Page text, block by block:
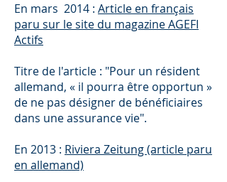
En mars 2014 : Article en français
paru sur le site du magazine AGEFI
Actifs
Titre de l'article : "Pour un résident
allemand, « il pourra être opportun »
de ne pas désigner de bénéficiaires
dans une assurance vie".
En 2013 : Riviera Zeitung (article paru
en allemand)